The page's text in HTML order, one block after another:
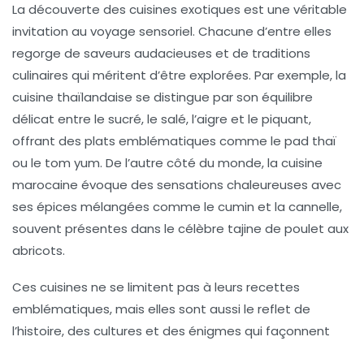
La découverte des cuisines exotiques est une véritable
invitation au voyage sensoriel. Chacune d’entre elles
regorge de saveurs audacieuses et de traditions
culinaires qui méritent d’être explorées. Par exemple, la
cuisine thaïlandaise se distingue par son équilibre
délicat entre le sucré, le salé, l’aigre et le piquant,
offrant des plats emblématiques comme le pad thaï
ou le tom yum. De l’autre côté du monde, la cuisine
marocaine évoque des sensations chaleureuses avec
ses épices mélangées comme le cumin et la cannelle,
souvent présentes dans le célèbre tajine de poulet aux
abricots.
Ces cuisines ne se limitent pas à leurs recettes
emblématiques, mais elles sont aussi le reflet de
l’histoire, des cultures et des énigmes qui façonnent